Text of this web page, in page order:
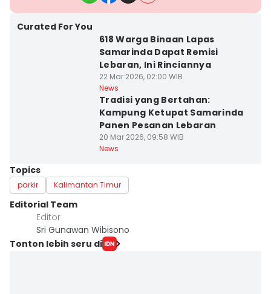
Curated For You
618 Warga Binaan Lapas
Samarinda Dapat Remisi
Lebaran, Ini Rinciannya
22 Mar 2026, 02:00 WIB
News
Tradisi yang Bertahan:
Kampung Ketupat Samarinda
Panen Pesanan Lebaran
20 Mar 2026, 09:58 WIB
News
Topics
parkir Kalimantan Timur
Editorial Team
Editor
Sri Gunawan Wibisono
Tonton lebih seru di